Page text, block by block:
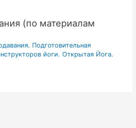
(по материалам
Подготовительная
йоги. Открытая Йога.